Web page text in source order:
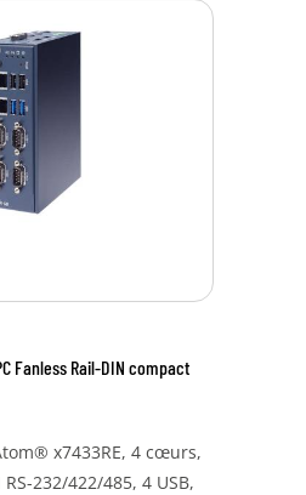
Fanless Rail-DIN compact
x7433RE, 4 cœurs,
232/422/485, 4 USB,